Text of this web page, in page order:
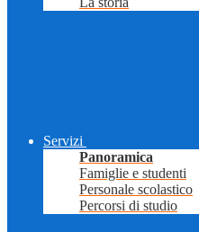
Servizi
Panoramica
Famiglie e studenti
Personale scolastico
Percorsi di studio